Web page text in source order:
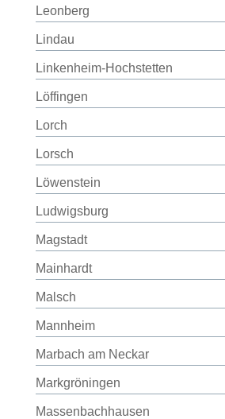
Leonberg
Lindau
Linkenheim-Hochstetten
Löffingen
Lorch
Lorsch
Löwenstein
Ludwigsburg
Magstadt
Mainhardt
Malsch
Mannheim
Marbach am Neckar
Markgröningen
Massenbachhausen